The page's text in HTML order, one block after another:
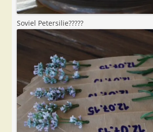
Soviel Petersilie?????